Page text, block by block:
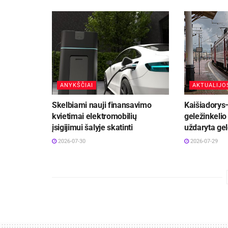
ANYKŠČIAI
Skelbiami nauji finansavimo
kvietimai elektromobilių
įsigijimui šalyje skatinti
2026-07-30
uždaryta
2026-07-29